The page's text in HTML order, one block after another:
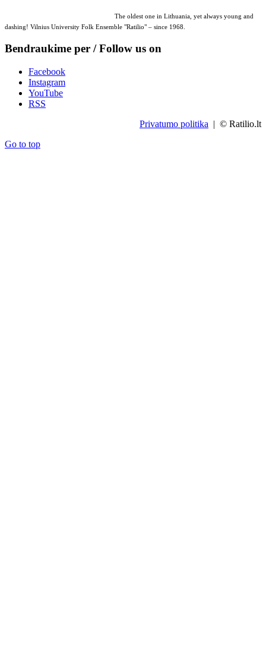
The oldest one in Lithuania, yet always young and
dashing! Vilnius University Folk Ensemble "Ratilio" – since 1968.
Bendraukime per / Follow us on
Facebook
Instagram
YouTube
RSS
Privatumo politika | © Ratilio.lt
Go to top